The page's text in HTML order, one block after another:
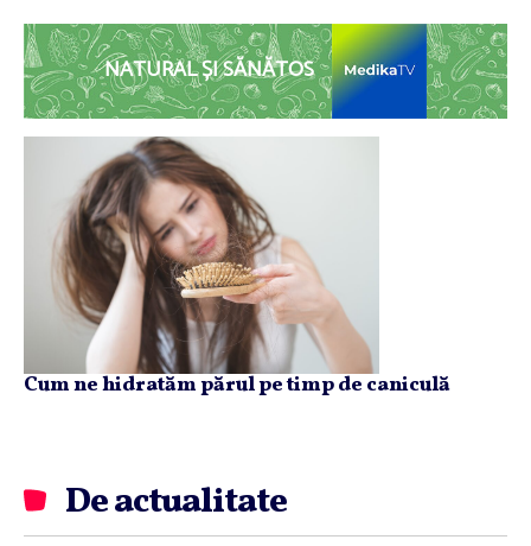
NATURAL ȘI SĂNĂTOS
Cum ne hidratăm părul pe timp de caniculă
De actualitate